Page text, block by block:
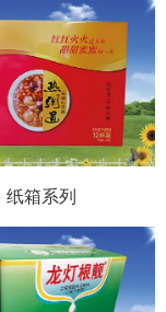
纸箱系列